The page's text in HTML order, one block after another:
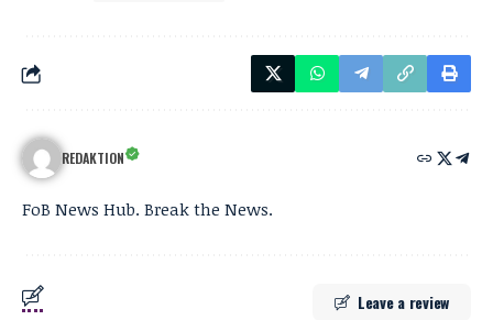
REDAKTION
FoB News Hub. Break the News.
Leave a review